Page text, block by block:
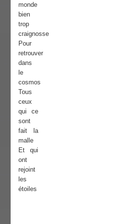
monde
bien
trop
craignosse
Pour
retrouver
dans
le
cosmos
Tous
ceux
qui ce
sont
fait la
malle
Et qui
ont
rejoint
les
étoiles